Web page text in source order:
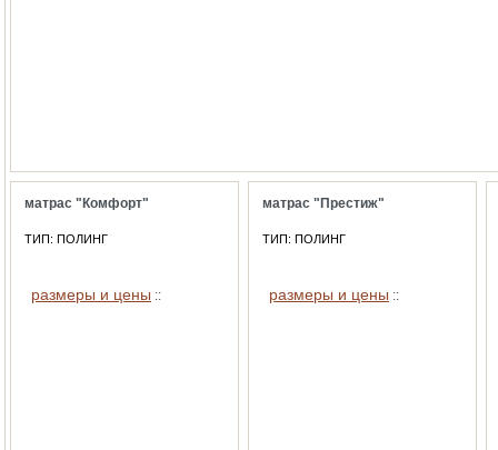
матрас "Комфорт"
ТИП: ПОЛИНГ
размеры и цены ::
матрас "Престиж"
ТИП: ПОЛИНГ
размеры и цены ::